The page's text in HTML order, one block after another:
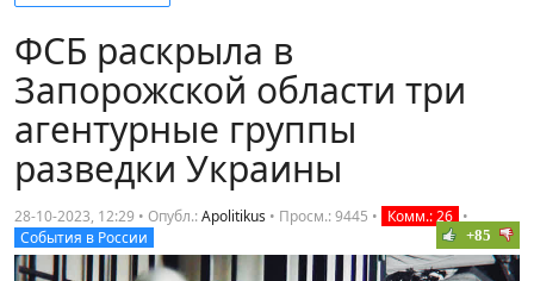
ФСБ раскрыла в
Запорожской области три
агентурные группы
разведки Украины
28-10-2023, 12:29 • Опубл.:Apolitikus • Просм.: 9445 • Комм.: 26 •
События в России
+85